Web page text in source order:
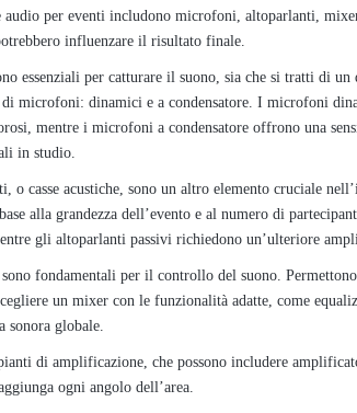
audio per eventi includono microfoni, altoparlanti,
influenzare il risultato finale.
essenziali per catturare il suono, sia che si tratti di
microfoni: dinamici e a condensatore. I microfoni
mentre i microfoni a condensatore offrono una
in studio.
o casse acustiche, sono un altro elemento cruciale
alla grandezza dell’evento e al numero di
gli altoparlanti passivi richiedono un’ulteriore
fondamentali per il controllo del suono.
un mixer con le funzionalità adatte, come
sonora globale.
di amplificazione, che possono includere
ogni angolo dell’area.